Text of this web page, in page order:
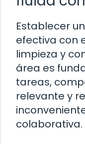
Establecer
efectiva con
limpieza y
área es
tareas,
relevante y
colaborativa.